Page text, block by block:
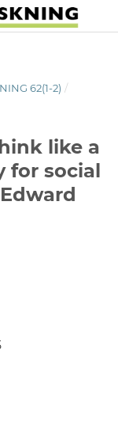
62(1-2) /
like a
for social